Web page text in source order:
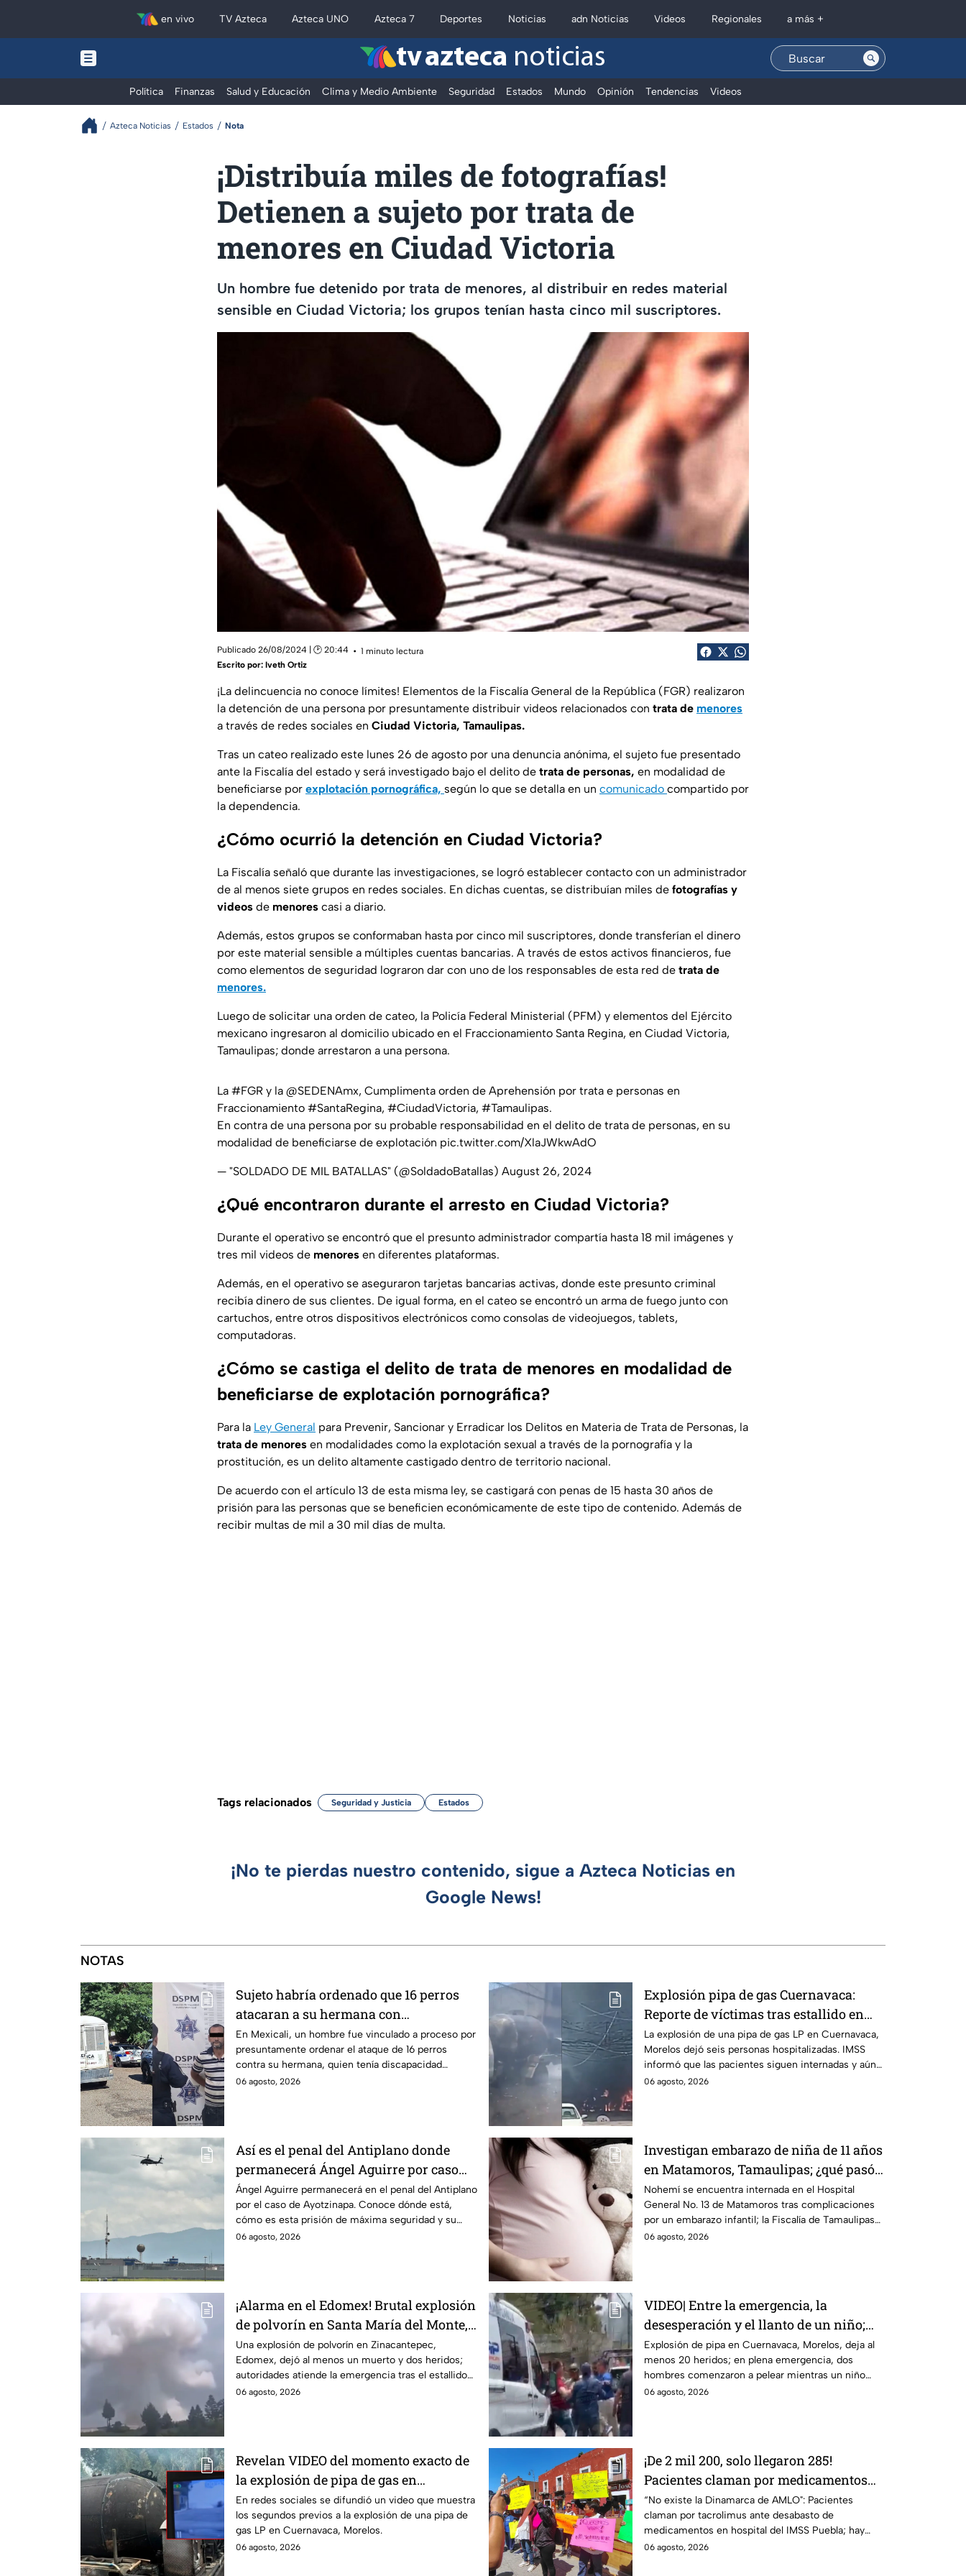
en vivo TV Azteca Azteca UNO Azteca 7 Deportes Noticias adn Noticias Videos Regionales a más +
tv azteca noticias
Política Finanzas Salud y Educación Clima y Medio Ambiente Seguridad Estados Mundo Opinión Tendencias Videos
Azteca Noticias Estados Nota
¡Distribuía miles de fotografías!
Detienen a sujeto por trata de
menores en Ciudad Victoria
Un hombre fue detenido por trata de menores, al distribuir en redes material
sensible en Ciudad Victoria; los grupos tenían hasta cinco mil suscriptores.
Publicado 26/08/2024 | 🕑 20:44
1 minuto lectura
Escrito por: Iveth Ortiz
¡La delincuencia no conoce límites! Elementos de la Fiscalía General de la República (FGR) realizaron
la detención de una persona por presuntamente distribuir videos relacionados con trata de menores
a través de redes sociales en Ciudad Victoria, Tamaulipas.
Tras un cateo realizado este lunes 26 de agosto por una denuncia anónima, el sujeto fue presentado
ante la Fiscalía del estado y será investigado bajo el delito de trata de personas, en modalidad de
beneficiarse por explotación pornográfica, según lo que se detalla en un comunicado compartido por
la dependencia.
¿Cómo ocurrió la detención en Ciudad Victoria?
La Fiscalía señaló que durante las investigaciones, se logró establecer contacto con un administrador
de al menos siete grupos en redes sociales. En dichas cuentas, se distribuían miles de fotografías y
videos de menores casi a diario.
Además, estos grupos se conformaban hasta por cinco mil suscriptores, donde transferían el dinero
por este material sensible a múltiples cuentas bancarias. A través de estos activos financieros, fue
como elementos de seguridad lograron dar con uno de los responsables de esta red de trata de
menores.
Luego de solicitar una orden de cateo, la Policía Federal Ministerial (PFM) y elementos del Ejército
mexicano ingresaron al domicilio ubicado en el Fraccionamiento Santa Regina, en Ciudad Victoria,
Tamaulipas; donde arrestaron a una persona.
La #FGR y la @SEDENAmx, Cumplimenta orden de Aprehensión por trata e personas en
Fraccionamiento #SantaRegina, #CiudadVictoria, #Tamaulipas.
En contra de una persona por su probable responsabilidad en el delito de trata de personas, en su
modalidad de beneficiarse de explotación pic.twitter.com/XlaJWkwAdO
— "SOLDADO DE MIL BATALLAS" (@SoldadoBatallas) August 26, 2024
¿Qué encontraron durante el arresto en Ciudad Victoria?
Durante el operativo se encontró que el presunto administrador compartía hasta 18 mil imágenes y
tres mil videos de menores en diferentes plataformas.
Además, en el operativo se aseguraron tarjetas bancarias activas, donde este presunto criminal
recibía dinero de sus clientes. De igual forma, en el cateo se encontró un arma de fuego junto con
cartuchos, entre otros dispositivos electrónicos como consolas de videojuegos, tablets,
computadoras.
¿Cómo se castiga el delito de trata de menores en modalidad de
beneficiarse de explotación pornográfica?
Para la Ley General para Prevenir, Sancionar y Erradicar los Delitos en Materia de Trata de Personas, la
trata de menores en modalidades como la explotación sexual a través de la pornografía y la
prostitución, es un delito altamente castigado dentro de territorio nacional.
De acuerdo con el artículo 13 de esta misma ley, se castigará con penas de 15 hasta 30 años de
prisión para las personas que se beneficien económicamente de este tipo de contenido. Además de
recibir multas de mil a 30 mil días de multa.
Tags relacionados Seguridad y Justicia Estados
¡No te pierdas nuestro contenido, sigue a Azteca Noticias en
Google News!
NOTAS
Sujeto habría ordenado que 16 perros
atacaran a su hermana con
discapacidad en Mexicali, BC
En Mexicali, un hombre fue vinculado a proceso por
presuntamente ordenar el ataque de 16 perros
contra su hermana, quien tenía discapacidad
auditiva.
06 agosto, 2026
Explosión pipa de gas Cuernavaca:
Reporte de víctimas tras estallido en
Morelos
La explosión de una pipa de gas LP en Cuernavaca,
Morelos dejó seis personas hospitalizadas. IMSS
informó que las pacientes siguen internadas y aún
no hay parte médico.
06 agosto, 2026
Así es el penal del Antiplano donde
permanecerá Ángel Aguirre por caso
Ayotzinapa
Ángel Aguirre permanecerá en el penal del Antiplano
por el caso de Ayotzinapa. Conoce dónde está,
cómo es esta prisión de máxima seguridad y su
historia.
06 agosto, 2026
Investigan embarazo de niña de 11 años
en Matamoros, Tamaulipas; ¿qué pasó
con Nohemí?
Nohemí se encuentra internada en el Hospital
General No. 13 de Matamoros tras complicaciones
por un embarazo infantil; la Fiscalía de Tamaulipas
ya investiga.
06 agosto, 2026
¡Alarma en el Edomex! Brutal explosión
de polvorín en Santa María del Monte,
Zinacantepec; reportan al menos un
muerto y heridos
Una explosión de polvorín en Zinacantepec,
Edomex, dejó al menos un muerto y dos heridos;
autoridades atiende la emergencia tras el estallido
de un taller clandestino.
06 agosto, 2026
VIDEO| Entre la emergencia, la
desesperación y el llanto de un niño;
adultos desatan pelea tras explosión de
pipa en Cuernavaca
Explosión de pipa en Cuernavaca, Morelos, deja al
menos 20 heridos; en plena emergencia, dos
hombres comenzaron a pelear mientras un niño
lloraba en el lugar.
06 agosto, 2026
Revelan VIDEO del momento exacto de
la explosión de pipa de gas en
Cuernavaca, Morelos
En redes sociales se difundió un video que muestra
los segundos previos a la explosión de una pipa de
gas LP en Cuernavaca, Morelos.
06 agosto, 2026
¡De 2 mil 200, solo llegaron 285!
Pacientes claman por medicamentos
ante desabasto en IMSS Puebla
“No existe la Dinamarca de AMLO": Pacientes
claman por tacrolimus ante desabasto de
medicamentos en hospital del IMSS Puebla; hay
900 personas están afectadas.
06 agosto, 2026